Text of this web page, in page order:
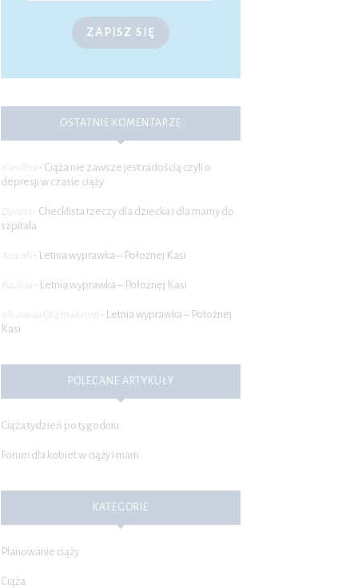
ZAPISZ SIĘ
OSTATNIE KOMENTARZE
Karolina - Ciąża nie zawsze jest radością czyli o
depresji w czasie ciąży
Dorota - Checklista rzeczy dla dziecka i dla mamy do
szpitala
Asia Mi - Letnia wyprawka – Położnej Kasi
Paulina - Letnia wyprawka – Położnej Kasi
ola.wacuaf@gmail.com - Letnia wyprawka – Położnej
Kasi
POLECANE ARTYKUŁY
Ciąża tydzień po tygodniu
Forum dla kobiet w ciąży i mam
KATEGORIE
Planowanie ciąży
Ciąża